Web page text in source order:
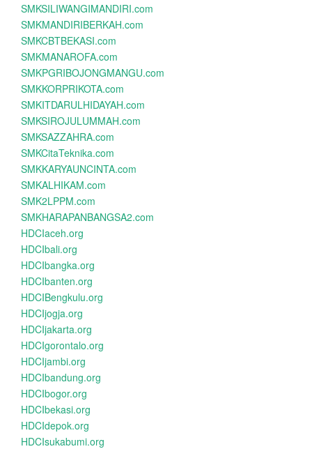
SMKSILIWANGIMANDIRI.com
SMKMANDIRIBERKAH.com
SMKCBTBEKASI.com
SMKMANAROFA.com
SMKPGRIBOJONGMANGU.com
SMKKORPRIKOTA.com
SMKITDARULHIDAYAH.com
SMKSIROJULUMMAH.com
SMKSAZZAHRA.com
SMKCitaTeknika.com
SMKKARYAUNCINTA.com
SMKALHIKAM.com
SMK2LPPM.com
SMKHARAPANBANGSA2.com
HDCIaceh.org
HDCIbali.org
HDCIbangka.org
HDCIbanten.org
HDCIBengkulu.org
HDCIjogja.org
HDCIjakarta.org
HDCIgorontalo.org
HDCIjambi.org
HDCIbandung.org
HDCIbogor.org
HDCIbekasi.org
HDCIdepok.org
HDCIsukabumi.org